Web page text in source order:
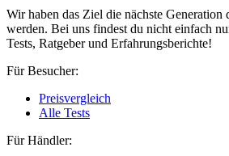
Wir haben das Ziel die nächste Generation
werden. Bei uns findest du nicht einfach
Tests, Ratgeber und Erfahrungsberichte!
Für Besucher:
Preisvergleich
Alle Tests
Für Händler: